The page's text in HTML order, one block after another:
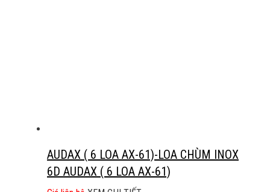
AUDAX ( 6 LOA AX-61)-LOA CHÙM INOX
6D AUDAX ( 6 LOA AX-61)